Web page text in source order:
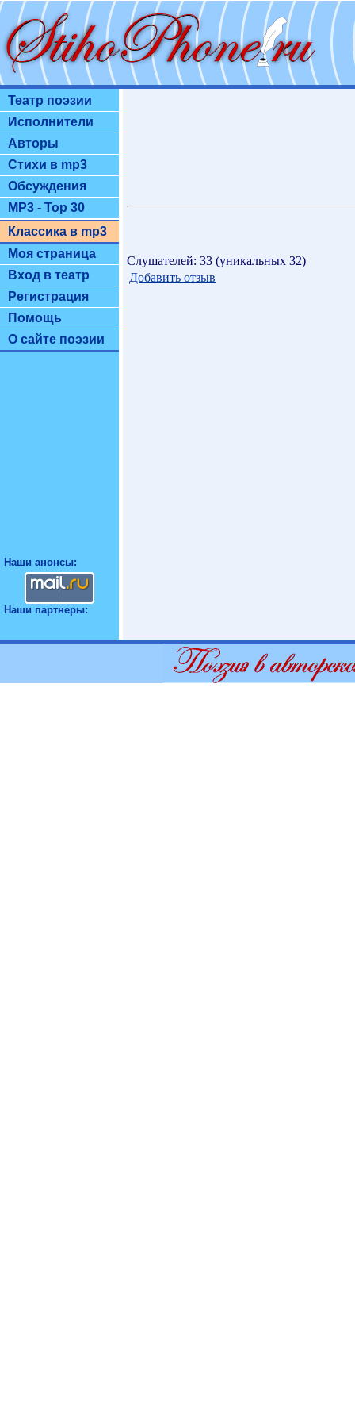
Театр поэзии
Исполнители
Авторы
Стихи в mp3
Обсуждения
MP3 - Top 30
Классика в mp3
Моя страница
Вход в театр
Регистрация
Помощь
О сайте поэзии
Наши анонсы:
Наши партнеры:
Слушателей: 33 (уникальных 32)
Добавить отзыв